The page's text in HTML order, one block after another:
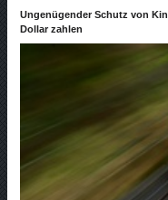
Ungenügender Schutz von
Dollar zahlen